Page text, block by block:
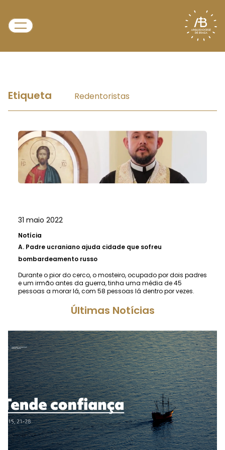
Etiqueta Redentoristas
31 maio 2022
Notícia
A. Padre ucraniano ajuda cidade que sofreu
bombardeamento russo
Durante o pior do cerco, o mosteiro, ocupado por dois padres
e um irmão antes da guerra, tinha uma média de 45
pessoas a morar lá, com 58 pessoas lá dentro por vezes.
Últimas Notícias